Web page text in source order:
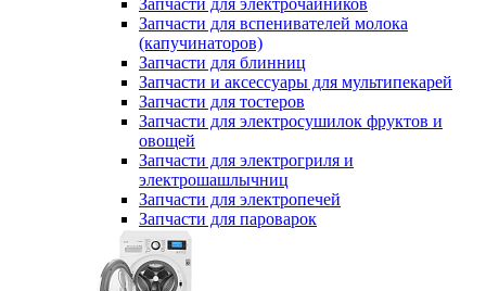
Запчасти для электрочайников
Запчасти для вспенивателей молока
(капучинаторов)
Запчасти для блинниц
Запчасти и аксессуары для мультипекарей
Запчасти для тостеров
Запчасти для электросушилок фруктов и
овощей
Запчасти для электрогриля и
электрошашлычниц
Запчасти для электропечей
Запчасти для пароварок